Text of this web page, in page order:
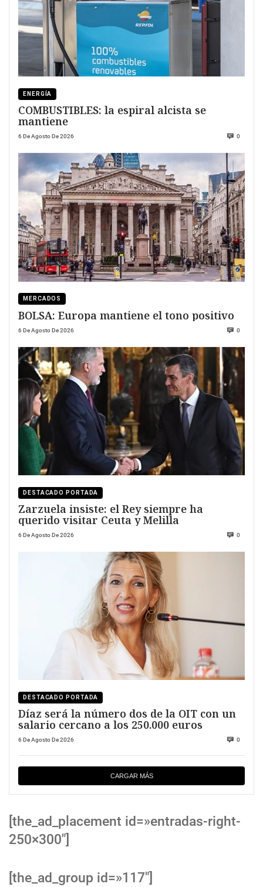
ENERGÍA
COMBUSTIBLES: la espiral alcista se
mantiene
6 De Agosto De 2026 0
MERCADOS
BOLSA: Europa mantiene el tono positivo
6 De Agosto De 2026 0
DESTACADO PORTADA
Zarzuela insiste: el Rey siempre ha
querido visitar Ceuta y Melilla
6 De Agosto De 2026 0
DESTACADO PORTADA
Díaz será la número dos de la OIT con un
salario cercano a los 250.000 euros
6 De Agosto De 2026 0
CARGAR MÁS
[the_ad_placement id=»entradas-right-
250×300″]
[the_ad_group id=»117″]